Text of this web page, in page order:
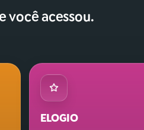
você acessou.
ELOGIO